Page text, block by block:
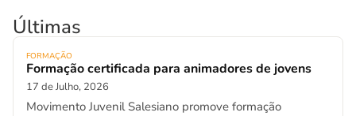
Últimas
FORMAÇÃO
Formação certificada para animadores de jovens
17 de Julho, 2026
Movimento Juvenil Salesiano promove formação